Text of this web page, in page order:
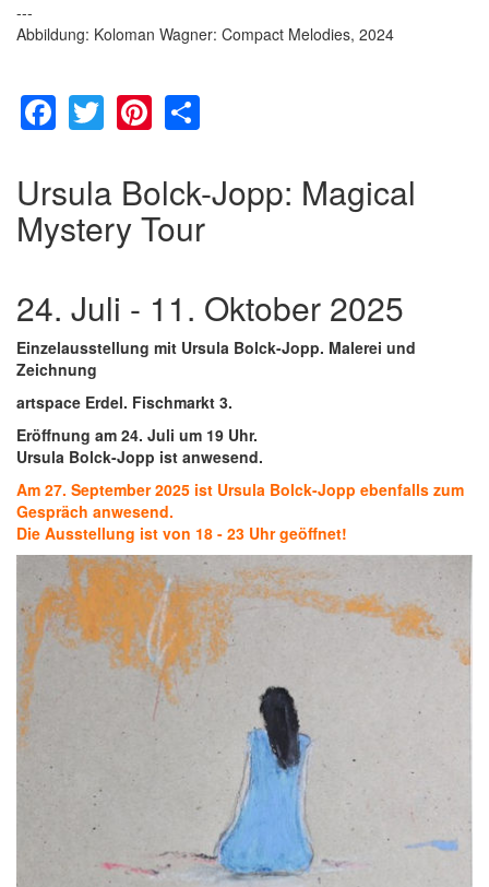
---
Abbildung: Koloman Wagner: Compact Melodies, 2024
Facebook
TwitterPinterest
Ursula Bolck-Jopp: Magical
Mystery Tour
24. Juli - 11. Oktober 2025
Einzelausstellung mit Ursula Bolck-Jopp. Malerei und
Zeichnung
artspace Erdel. Fischmarkt 3.
Eröffnung am 24. Juli um 19 Uhr.
Ursula Bolck-Jopp ist anwesend.
Am 27. September 2025 ist Ursula Bolck-Jopp ebenfalls zum
Gespräch anwesend.
Die Ausstellung ist von 18 - 23 Uhr geöffnet!